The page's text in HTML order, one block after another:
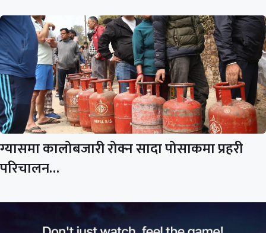
ग्यासमा कालोबजारी रोक्न सादा पोसाकमा प्रहरी
परिचालन…